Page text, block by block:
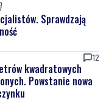
kwadratowych
Powstanie nowa
Uczestnicy